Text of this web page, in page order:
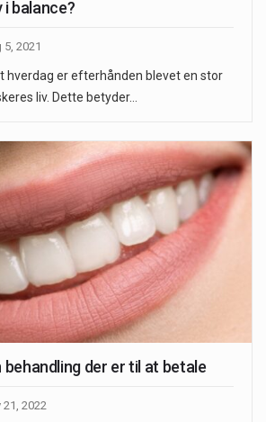
balance?
5, 2021
hverdag er efterhånden blevet en stor
liv. Dette betyder…
behandling der er til at betale
21, 2022